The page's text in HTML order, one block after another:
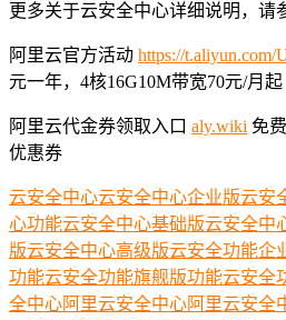
更多关于云安全中心详细说明，请
阿里云官方活动 https://t.aliyun.com/
元一年，4核16G10M带宽70元/月起
阿里云代金券领取入口 aly.wiki 免
优惠券
云安全中心云安全中心企业版云安
心功能云安全中心基础版云安全中
版云安全中心高级版云安全功能企
功能云安全功能旗舰版功能云安全
全中心阿里云安全中心阿里云安全